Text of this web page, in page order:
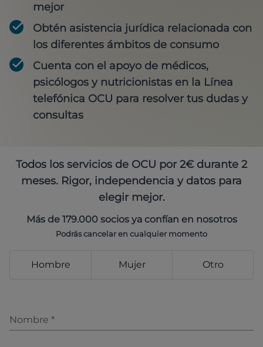
mejor
Obtén asistencia jurídica relacionada con
los diferentes ámbitos de consumo
Cuenta con el apoyo de médicos,
psicólogos y nutricionistas en la Línea
telefónica OCU para resolver tus dudas y
consultas
Todos los servicios de OCU por 2€ durante 2
meses. Rigor, independencia y datos para
elegir mejor.
Más de 179.000 socios ya confían en nosotros
Podrás cancelar en cualquier momento
Hombre Mujer Otro
Nombre *